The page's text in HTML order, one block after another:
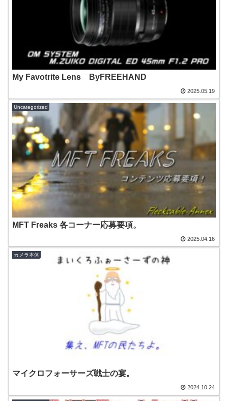
My Favotrite Lens ByFREEHAND
2025.05.19
Uncategorized
MFT Freaks 各コーナー応募要項。
2025.04.16
カメラ本体
マイクロフォーサーズ戦士の宴。
2024.10.24